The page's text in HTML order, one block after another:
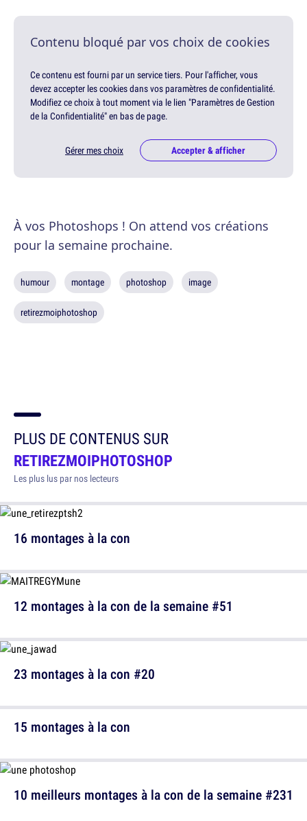
Contenu bloqué par vos choix de cookies
Ce contenu est fourni par un service tiers. Pour l'afficher, vous
devez accepter les cookies dans vos paramètres de confidentialité.
Modifiez ce choix à tout moment via le lien "Paramètres de Gestion
de la Confidentialité" en bas de page.
Gérer mes choix Accepter & afficher
À vos Photoshops ! On attend vos créations
pour la semaine prochaine.
humour montage photoshop image
retirezmoiphotoshop
PLUS DE CONTENUS SUR
RETIREZMOIPHOTOSHOP
Les plus lus par nos lecteurs
16 montages à la con
23 montages à la con #20
10 meilleurs montages à la con de la semaine #231
12 montages à la con de la semaine #51
15 montages à la con